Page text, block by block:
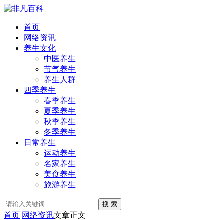
首页
网络资讯
养生文化
中医养生
节气养生
养生人群
四季养生
春季养生
夏季养生
秋季养生
冬季养生
日常养生
运动养生
名家养生
美食养生
旅游养生
搜 索
首页 网络资讯文章正文